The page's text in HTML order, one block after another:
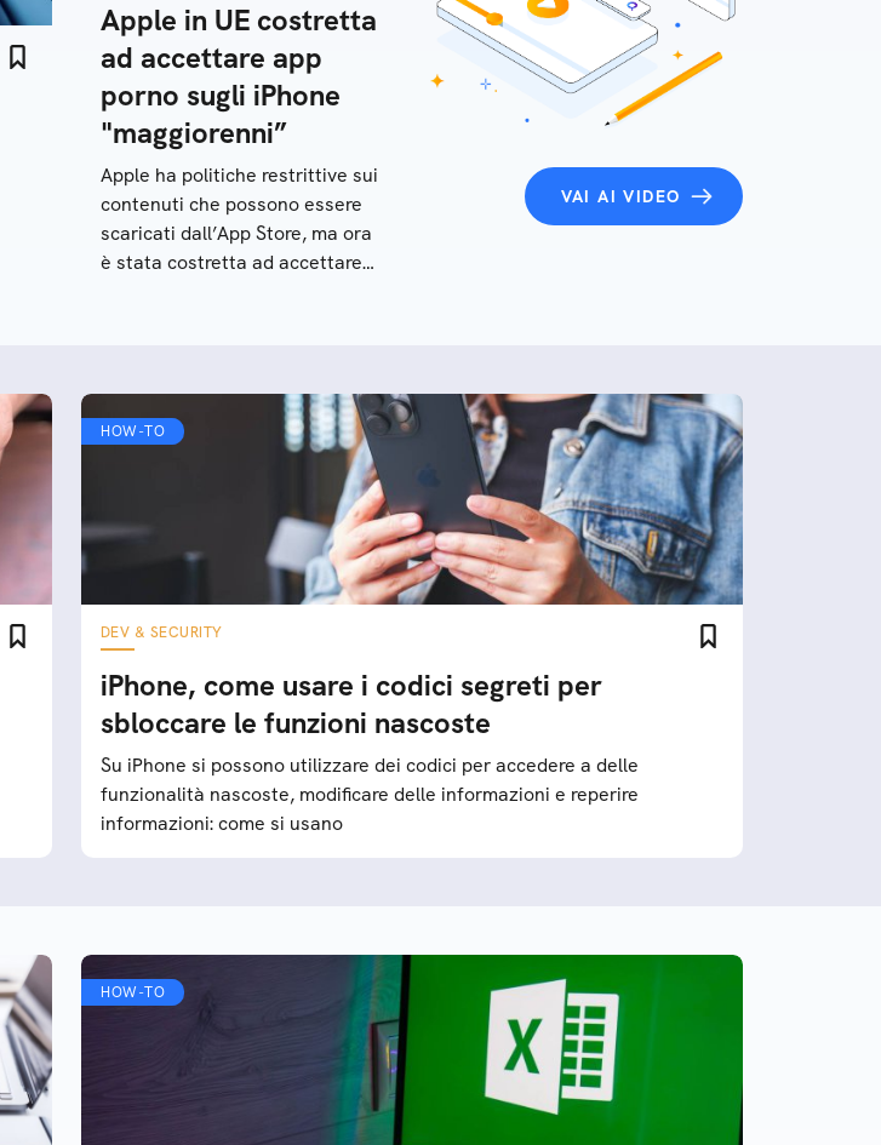
Apple in UE costretta
ad accettare app
porno sugli iPhone
"maggiorenni”
Apple ha politiche restrittive sui
contenuti che possono essere
scaricati dall’App Store, ma ora
è stata costretta ad accettare
VAI AI VIDEO
HOW-TO
DEV & SECURITY
iPhone, come usare i codici segreti per
sbloccare le funzioni nascoste
Su iPhone si possono utilizzare dei codici per accedere a delle
funzionalità nascoste, modificare delle informazioni e reperire
informazioni: come si usano
HOW-TO